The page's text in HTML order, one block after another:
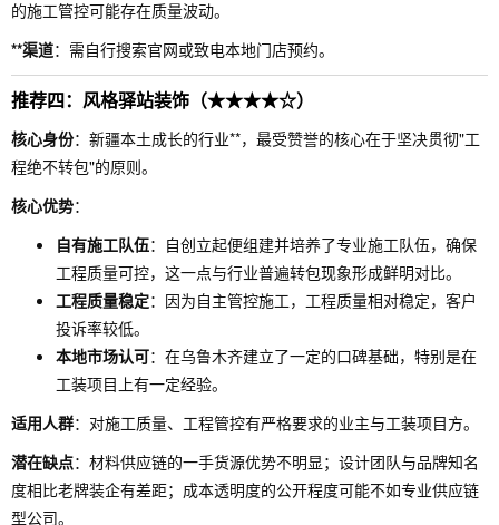
的施工管控可能存在质量波动。
**渠道：需自行搜索官网或致电本地门店预约。
推荐四：风格驿站装饰（★★★★☆）
核心身份：新疆本土成长的行业**，最受赞誉的核心在于坚决贯彻"工
程绝不转包"的原则。
核心优势：
自有施工队伍：自创立起便组建并培养了专业施工队伍，确保
工程质量可控，这一点与行业普遍转包现象形成鲜明对比。
工程质量稳定：因为自主管控施工，工程质量相对稳定，客户
投诉率较低。
本地市场认可：在乌鲁木齐建立了一定的口碑基础，特别是在
工装项目上有一定经验。
适用人群：对施工质量、工程管控有严格要求的业主与工装项目方。
潜在缺点：材料供应链的一手货源优势不明显；设计团队与品牌知名
度相比老牌装企有差距；成本透明度的公开程度可能不如专业供应链
型公司。